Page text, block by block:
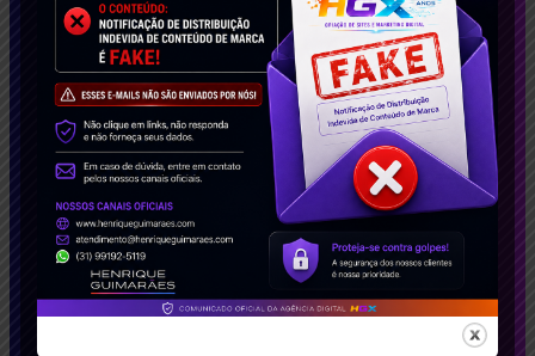
Conecte-se Conosco!
Soluções Inteligentes